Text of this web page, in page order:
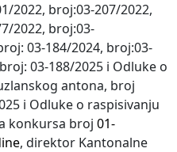
2022, broj:03-207/2022,
2022, broj:03-
03-184/2024, broj:03-
03-188/2025 i Odluke o
antona, broj
i Odluke o raspisivanju
konkursa broj 01-
, direktor Kantonalne